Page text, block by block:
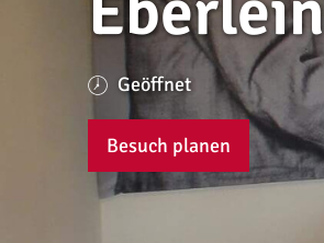
Geöffnet
Besuch planen